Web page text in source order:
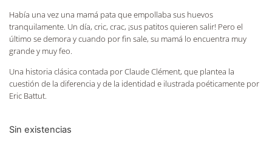
Había una vez una mamá pata que empollaba sus huevos
tranquilamente. Un día, cric, crac, ¡sus patitos quieren salir! Pero el
último se demora y cuando por fin sale, su mamá lo encuentra muy
grande y muy feo.
Una historia clásica contada por Claude Clément, que plantea la
cuestión de la diferencia y de la identidad e ilustrada poéticamente por
Eric Battut.
Sin existencias